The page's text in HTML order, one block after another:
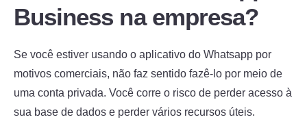
Business na empresa?
Se você estiver usando o aplicativo do Whatsapp por
motivos comerciais, não faz sentido fazê-lo por meio de
uma conta privada. Você corre o risco de perder acesso à
sua base de dados e perder vários recursos úteis.